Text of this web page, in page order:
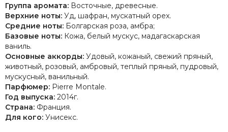
Группа аромата: Восточные, древесные.
Верхние ноты: Уд, шафран, мускатный орех.
Средние ноты: Болгарская роза, амбра;
Базовые ноты: Кожа, белый мускус, мадагаскарская
ваниль.
Основные аккорды: Удовый, кожаный, свежий пряный,
животный, розовый, амбровый, теплый пряный, пудровый,
мускусный, ванильный.
Парфюмер: Pierre Montale.
Год выпуска: 2014г.
Страна: Франция.
Для кого: Унисекс.